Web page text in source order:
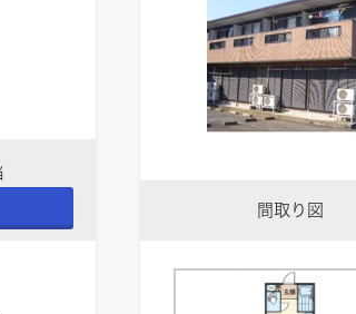
間取り図